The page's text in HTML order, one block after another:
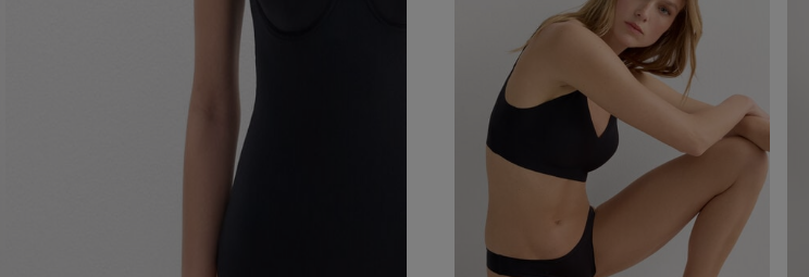
почти неосязаемый, облегает тело словно
кожа и не ощущается при ношении. Изделия
этой ткани станут идеальным дополнением
повседневного гардероба любой женщины.